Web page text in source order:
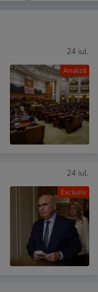
Analiză
24 iul.
Exclusiv
24 iul.